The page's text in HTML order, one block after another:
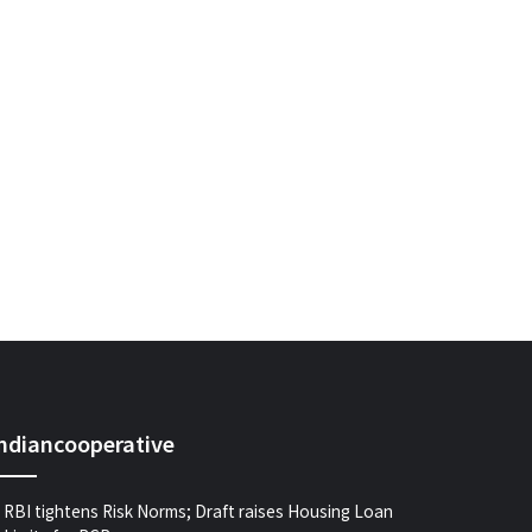
RBI tightens Risk Norms; Draft raises Housing Loan